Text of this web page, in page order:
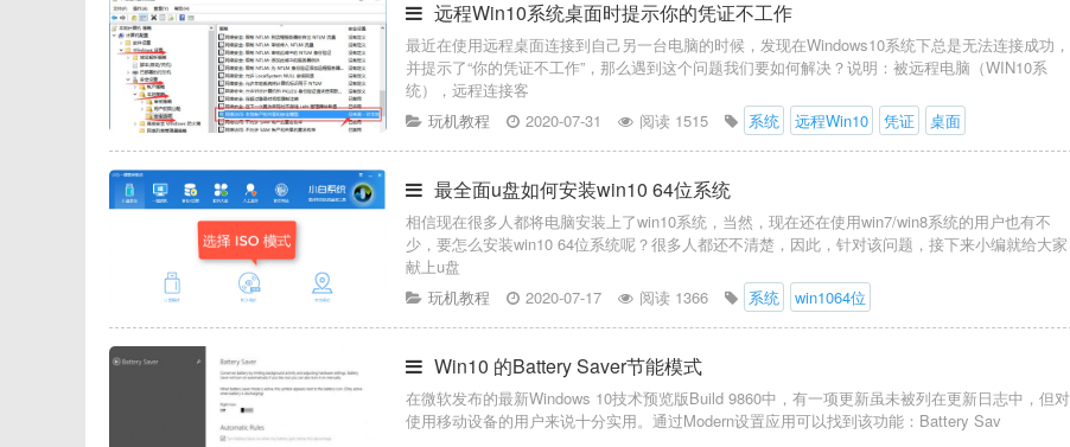
远程Win10系统桌面时提示你的凭证不工作
最近在使用远程桌面连接到自己另一台电脑的时候，发现在Windows10系统下总是无法连接成功，
并提示了“你的凭证不工作”，那么遇到这个问题我们要如何解决？说明：被远程电脑（WIN10系
统），远程连接客
玩机教程
2020-07-31 阅读 1515 系统 远程Win10 凭证 桌面
最全面u盘如何安装win10 64位系统
相信现在很多人都将电脑安装上了win10系统，当然，现在还在使用win7/win8系统的用户也有不
少，要怎么安装win10 64位系统呢？很多人都还不清楚，因此，针对该问题，接下来小编就给大家
献上u盘
玩机教程
2020-07-17 阅读 1366 系统 win1064位
Win10 的Battery Saver节能模式
在微软发布的最新Windows 10技术预览版Build 9860中，有一项更新虽未被列在更新日志中，但对
使用移动设备的用户来说十分实用。通过Modern设置应用可以找到该功能：Battery Sav